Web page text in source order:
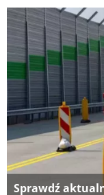
Sprawdź